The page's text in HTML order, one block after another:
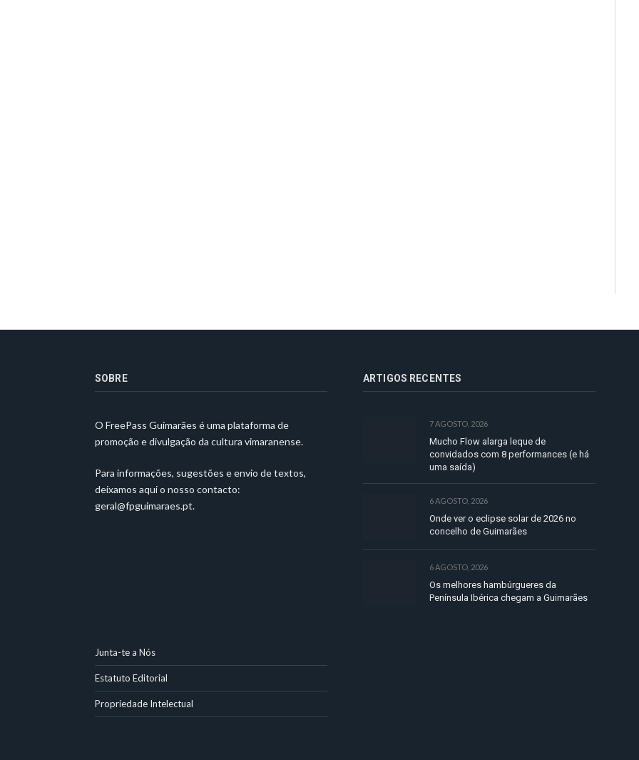
SOBRE
O FreePass Guimarães é uma plataforma de
promoção e divulgação da cultura vimaranense.
Para informações, sugestões e envio de textos,
deixamos aqui o nosso contacto:
geral@fpguimaraes.pt.
ARTIGOS RECENTES
7 AGOSTO, 2026
Mucho Flow alarga leque de
convidados com 8 performances (e há
uma saída)
6 AGOSTO, 2026
Onde ver o eclipse solar de 2026 no
concelho de Guimarães
6 AGOSTO, 2026
Os melhores hambúrgueres da
Península Ibérica chegam a Guimarães
Junta-te a Nós
Estatuto Editorial
Propriedade Intelectual